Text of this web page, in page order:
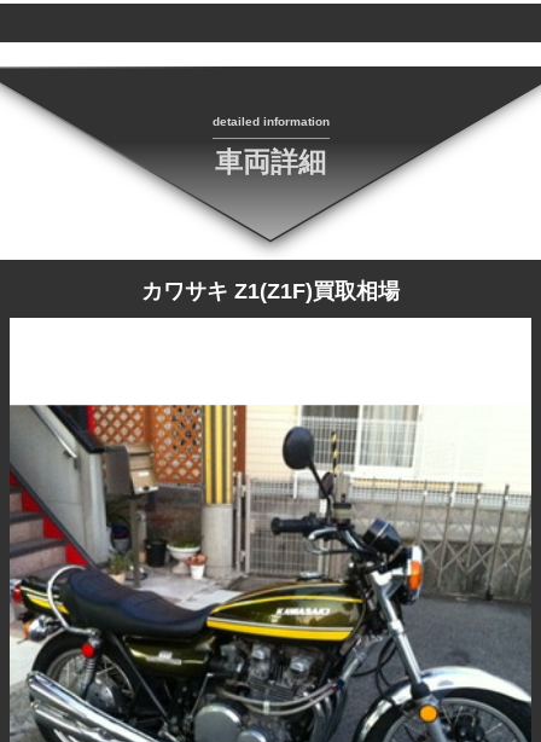
detailed information
車両詳細
カワサキ Z1(Z1F)買取相場